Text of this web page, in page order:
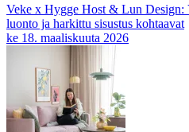
Veke x Hygge Host & Lun Design:
luonto ja harkittu sisustus kohtaavat
ke 18. maaliskuuta 2026